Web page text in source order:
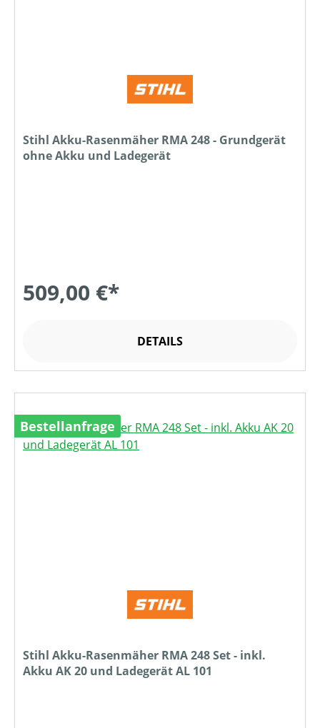
Stihl Akku-Rasenmäher RMA 248 - Grundgerät
ohne Akku und Ladegerät
509,00 €*
DETAILS
Bestellanfrage
Stihl Akku-Rasenmäher RMA 248 Set - inkl.
Akku AK 20 und Ladegerät AL 101